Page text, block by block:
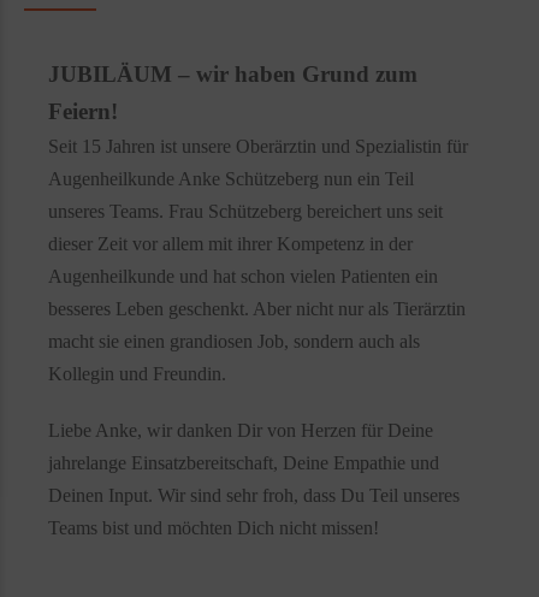
JUBILÄUM – wir haben Grund zum
Feiern!
Seit 15 Jahren ist unsere Oberärztin und Spezialistin für
Augenheilkunde Anke Schützeberg nun ein Teil
unseres Teams. Frau Schützeberg bereichert uns seit
dieser Zeit vor allem mit ihrer Kompetenz in der
Augenheilkunde und hat schon vielen Patienten ein
besseres Leben geschenkt. Aber nicht nur als Tierärztin
macht sie einen grandiosen Job, sondern auch als
Kollegin und Freundin.
Liebe Anke, wir danken Dir von Herzen für Deine
jahrelange Einsatzbereitschaft, Deine Empathie und
Deinen Input. Wir sind sehr froh, dass Du Teil unseres
Teams bist und möchten Dich nicht missen!